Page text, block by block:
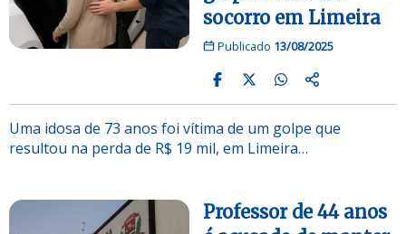
socorro em Limeira
Publicado 13/08/2025
Uma idosa de 73 anos foi vítima de um golpe que
resultou na perda de R$ 19 mil, em Limeira…
Professor de 44 anos